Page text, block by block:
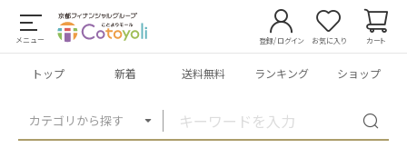
メニュー
カテゴリから探す
登録/ログイン お気に入り カート
トップ 新着 送料無料 ランキング ショップ